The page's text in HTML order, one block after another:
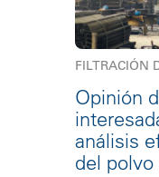
FILTRACIÓN
Opinión
análisis
del polvo